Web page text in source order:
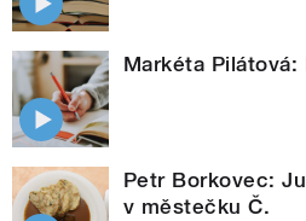
Markéta Pilátová:
Petr Borkovec:
v městečku Č.